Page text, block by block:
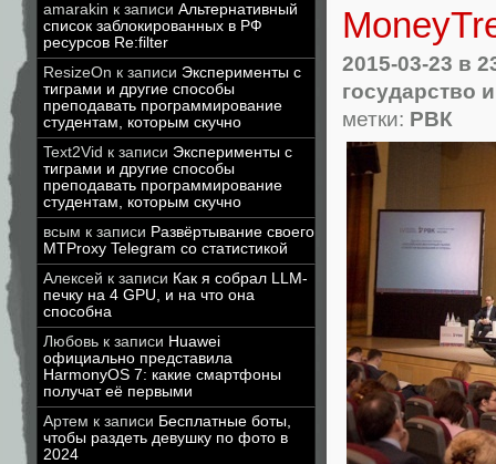
amarakin к записи Альтернативный
список заблокированных в РФ
ресурсов Re:filter
ResizeOn к записи Эксперименты с
тиграми и другие способы
преподавать программирование
студентам, которым скучно
Text2Vid к записи Эксперименты с
тиграми и другие способы
преподавать программирование
студентам, которым скучно
всым к записи Развёртывание своего
MTProxy Telegram со статистикой
Алексей к записи Как я собрал LLM-
печку на 4 GPU, и на что она
способна
Любовь к записи Huawei
официально представила
HarmonyOS 7: какие смартфоны
получат её первыми
Артем к записи Бесплатные боты,
чтобы раздеть девушку по фото в
2024
2015-03-23 в
государство
метки: РВК